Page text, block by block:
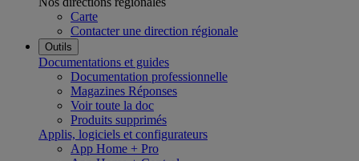
Carte
Contacter une direction régionale
Outils
Documentations et guides
Documentation professionnelle
Magazines Réponses
Voir toute la doc
Produits supprimés
Applis, logiciels et configurateurs
App Home + Pro